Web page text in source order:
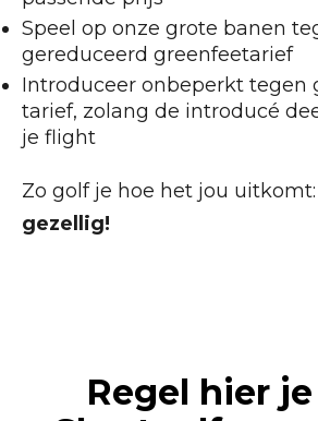
Speel op onze grote banen
gereduceerd greenfeetarief
Introduceer onbeperkt tegen
tarief, zolang de introducé
je flight
Zo golf je hoe het jou uitkomt:
gezellig!
Regel hier je